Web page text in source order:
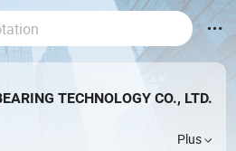
TECHNOLOGY CO., LTD.
Plus